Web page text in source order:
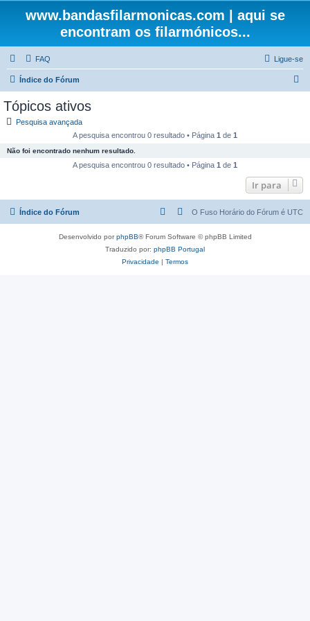
www.bandasfilarmonicas.com | aqui se
encontram os filarmónicos...
FAQ Ligue-se
Índice do Fórum
s
r
Tópicos ativos
Pesquisa avançada
A pesquisa encontrou 0 resultado • Página 1 de 1
Não foi encontrado nenhum resultado.
A pesquisa encontrou 0 resultado • Página 1 de 1
Ir para
Índice do Fórum O Fuso Horário do Fórum é UTC
Desenvolvido porphpBB® Forum Software © phpBB Limited
Traduzido por: phpBB Portugal
Privacidade | Termos